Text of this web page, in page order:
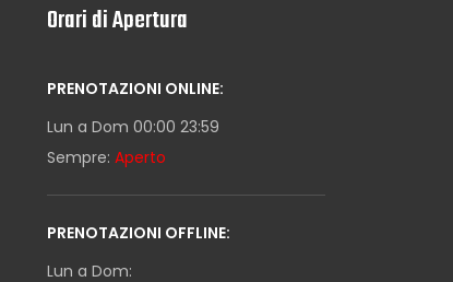
Orari di Apertura
PRENOTAZIONI ONLINE:
Lun a Dom 00:00 23:59
Sempre: Aperto
PRENOTAZIONI OFFLINE:
Lun a Dom: